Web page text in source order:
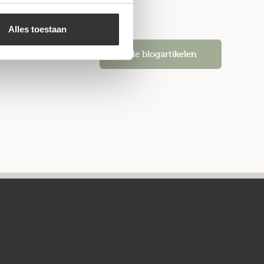
Alles toestaan
Alle blogartikelen